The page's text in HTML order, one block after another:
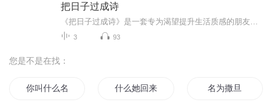
把日子过成诗
3 93
您是不是在找：
你叫什么名 什么她回来了 名为撒旦